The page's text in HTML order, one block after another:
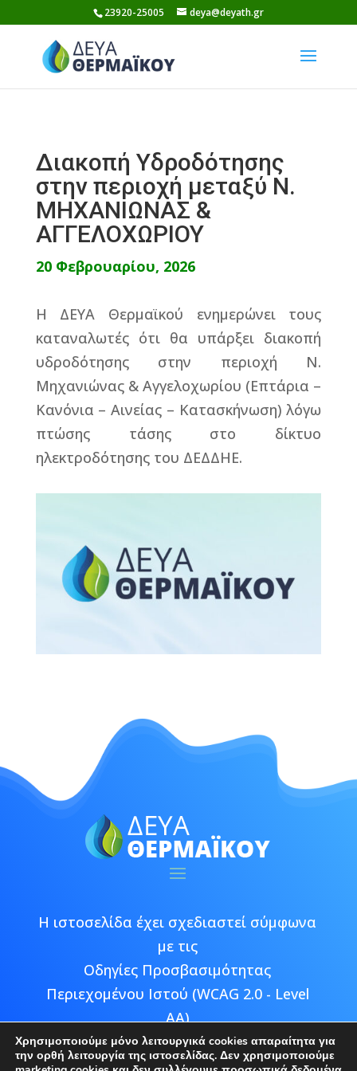
to
content
23920-25005 deya@deyath.gr
Διακοπή Υδροδότησης
στην περιοχή μεταξύ Ν.
ΜΗΧΑΝΙΩΝΑΣ &
ΑΓΓΕΛΟΧΩΡΙΟΥ
20 Φεβρουαρίου, 2026
Η ΔΕΥΑ Θερμαϊκού ενημερώνει τους
καταναλωτές ότι θα υπάρξει διακοπή
υδροδότησης στην περιοχή Ν.
Μηχανιώνας & Αγγελοχωρίου (Επτάρια –
Κανόνια – Αινείας – Κατασκήνωση) λόγω
πτώσης τάσης στο δίκτυο
ηλεκτροδότησης του ΔΕΔΔΗΕ.
Η ιστοσελίδα έχει σχεδιαστεί σύμφωνα
με τις
Οδηγίες Προσβασιμότητας
Περιεχομένου Ιστού (WCAG 2.0 - Level
AA)
Χρησιμοποιούμε μόνο λειτουργικά cookies απαραίτητα για
την ορθή λειτουργία της ιστοσελίδας. Δεν χρησιμοποιούμε